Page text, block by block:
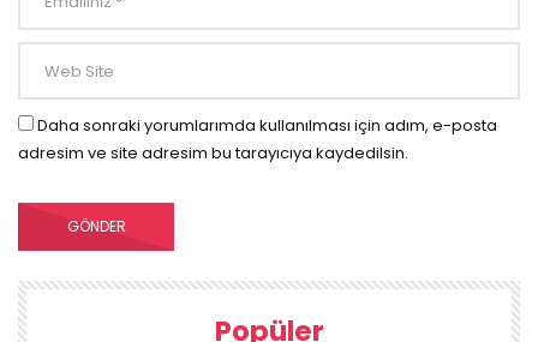
Daha sonraki yorumlarımda kullanılması için adım, e-posta
adresim ve site adresim bu tarayıcıya kaydedilsin.
Popüler